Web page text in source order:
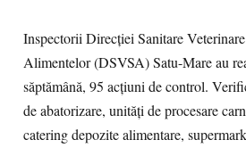
Inspectorii Direcției Sanitare
Alimentelor (DSVSA) Satu-Mare au
săptămână, 95 acțiuni de control.
de abatorizare, unități de procesare
catering depozite alimentare,